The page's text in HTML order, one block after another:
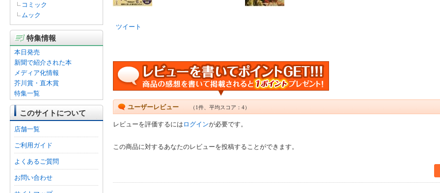
コミック
ムック
特集情報
本日発売
新聞で紹介された本
メディア化情報
芥川賞・直木賞
特集一覧
このサイトについて
店舗一覧
ご利用ガイド
よくあるご質問
お問い合わせ
ツイート
ユーザーレビュー （1件、平均スコア：4）
レビューを評価するには ログインが必要です。
この商品に対するあなたのレビューを投稿することができます。